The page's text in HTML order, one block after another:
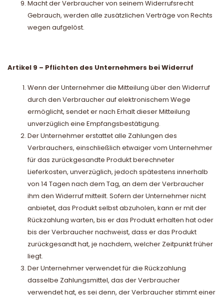
Macht der Verbraucher von seinem Widerrufsrecht
Gebrauch, werden alle zusätzlichen Verträge von Rechts
wegen aufgelöst.
Artikel 9 – Pflichten des Unternehmers bei Widerruf
Wenn der Unternehmer die Mitteilung über den Widerruf
durch den Verbraucher auf elektronischem Wege
ermöglicht, sendet er nach Erhalt dieser Mitteilung
unverzüglich eine Empfangsbestätigung.
Der Unternehmer erstattet alle Zahlungen des
Verbrauchers, einschließlich etwaiger vom Unternehmer
für das zurückgesandte Produkt berechneter
Lieferkosten, unverzüglich, jedoch spätestens innerhalb
von 14 Tagen nach dem Tag, an dem der Verbraucher
ihm den Widerruf mitteilt. Sofern der Unternehmer nicht
anbietet, das Produkt selbst abzuholen, kann er mit der
Rückzahlung warten, bis er das Produkt erhalten hat oder
bis der Verbraucher nachweist, dass er das Produkt
zurückgesandt hat, je nachdem, welcher Zeitpunkt früher
liegt.
Der Unternehmer verwendet für die Rückzahlung
dasselbe Zahlungsmittel, das der Verbraucher
verwendet hat, es sei denn, der Verbraucher stimmt einer